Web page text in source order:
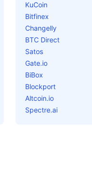
KuCoin
Bitfinex
Changelly
BTC Direct
Satos
Gate.io
BiBox
Blockport
Altcoin.io
Spectre.ai